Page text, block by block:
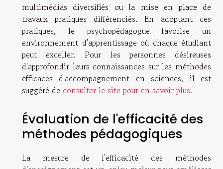
multimédias diversifiés ou la mise en place de
travaux pratiques différenciés. En adoptant ces
pratiques, le psychopédagogue favorise un
environnement d'apprentissage où chaque étudiant
peut exceller. Pour les personnes désireuses
d'approfondir leurs connaissances sur les méthodes
efficaces d'accompagnement en sciences, il est
suggéré de consulter le site pour en savoir plus.
Évaluation de l'efficacité des
méthodes pédagogiques
La mesure de l'efficacité des méthodes